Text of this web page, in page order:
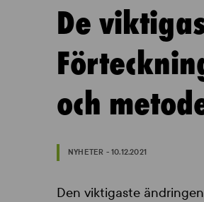
De
och
NYHETER - 10.12.2021
Den viktigaste